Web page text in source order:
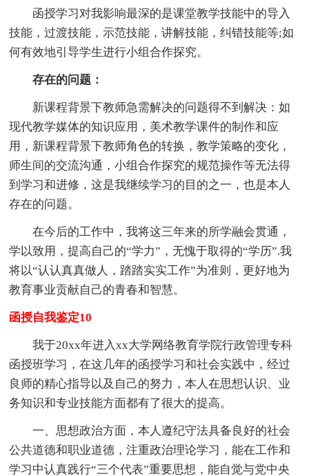
函授学习对我影响最深的是课堂教学技能中的导入
技能，过渡技能，示范技能，讲解技能，纠错技能等;如
何有效地引导学生进行小组合作探究。
存在的问题：
新课程背景下教师急需解决的问题得不到解决：如
现代教学媒体的知识应用，美术教学课件的制作和应
用，新课程背景下教师角色的转换，教学策略的变化，
师生间的交流沟通，小组合作探究的规范操作等无法得
到学习和进修，这是我继续学习的目的之一，也是本人
存在的问题。
在今后的工作中，我将这三年来的所学融会贯通，
学以致用，提高自己的“学力”，无愧于取得的“学历”.我
将以“认认真真做人，踏踏实实工作”为准则，更好地为
教育事业贡献自己的青春和智慧。
函授自我鉴定10
我于20xx年进入xx大学网络教育学院行政管理专科
函授班学习，在这几年的函授学习和社会实践中，经过
良师的精心指导以及自己的努力，本人在思想认识、业
务知识和专业技能方面都有了很大的提高。
一、思想政治方面，本人遵纪守法具备良好的社会
公共道德和职业道德，注重政治理论学习，能在工作和
学习中认真践行“三个代表”重要思想，能自觉与党中央